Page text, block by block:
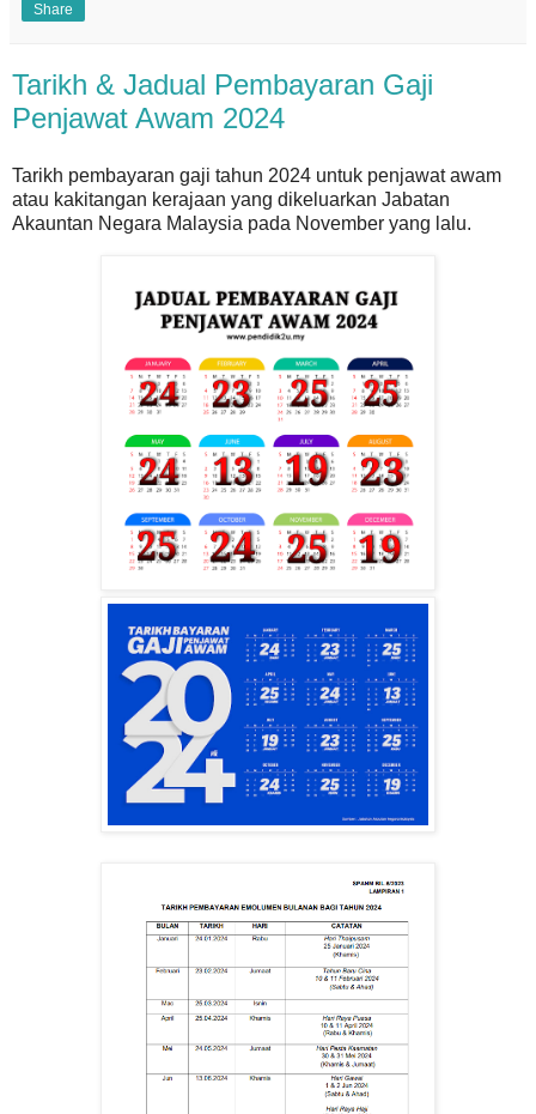
Share
Tarikh & Jadual Pembayaran Gaji
Penjawat Awam 2024
Tarikh pembayaran gaji tahun 2024 untuk penjawat awam
atau kakitangan kerajaan yang dikeluarkan Jabatan
Akauntan Negara Malaysia pada November yang lalu.